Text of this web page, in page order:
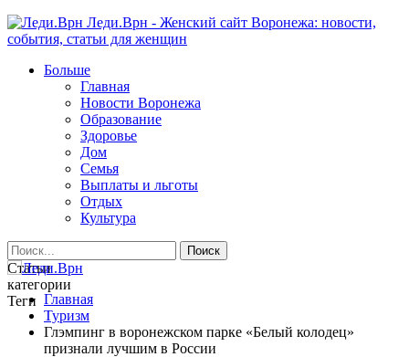
Леди.Врн - Женский сайт Воронежа: новости,
события, статьи для женщин
Больше
Главная
Новости Воронежа
Образование
Здоровье
Дом
Семья
Выплаты и льготы
Отдых
Культура
Статьи
категории
Теги Главная
Туризм
Глэмпинг в воронежском парке «Белый колодец»
признали лучшим в России